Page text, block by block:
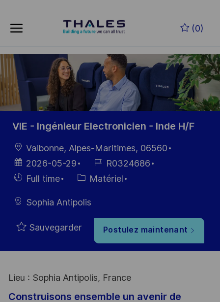
(0)
-
VIE - Ingénieur Electronicien - Inde H/F
localisation
Valbonne, Alpes-Maritimes, 06560
Date
d’affichage
2026-05-29
Référence
du poste
R0324686
HiringFull time Catégorie
Matériel
Sophia Antipolis
Sauvegarder Postulez maintenant
Lieu : Sophia Antipolis, France
Construisons ensemble un avenir de